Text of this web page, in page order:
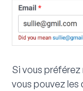
Si vous
vous pouvez